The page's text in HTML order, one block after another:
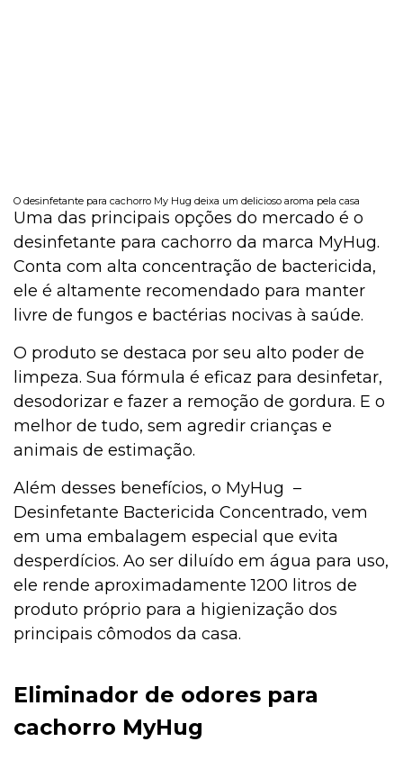
O desinfetante para cachorro My Hug deixa um delicioso aroma pela casa
Uma das principais opções do mercado é o
desinfetante para cachorro da marca MyHug.
Conta com alta concentração de bactericida,
ele é altamente recomendado para manter
livre de fungos e bactérias nocivas à saúde.
O produto se destaca por seu alto poder de
limpeza. Sua fórmula é eficaz para desinfetar,
desodorizar e fazer a remoção de gordura. E o
melhor de tudo, sem agredir crianças e
animais de estimação.
Além desses benefícios, o MyHug –
Desinfetante Bactericida Concentrado, vem
em uma embalagem especial que evita
desperdícios. Ao ser diluído em água para uso,
ele rende aproximadamente 1200 litros de
produto próprio para a higienização dos
principais cômodos da casa.
Eliminador de odores para
cachorro MyHug